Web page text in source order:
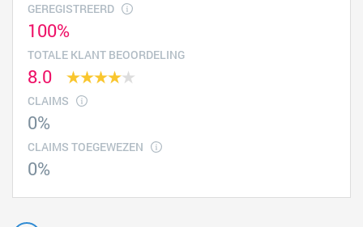
GEREGISTREERD
100%
TOTALE KLANT BEOORDELING
8.0
CLAIMS
0%
CLAIMS TOEGEWEZEN
0%